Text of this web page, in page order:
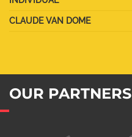
CLAUDE VAN DOME
OUR PARTNERS